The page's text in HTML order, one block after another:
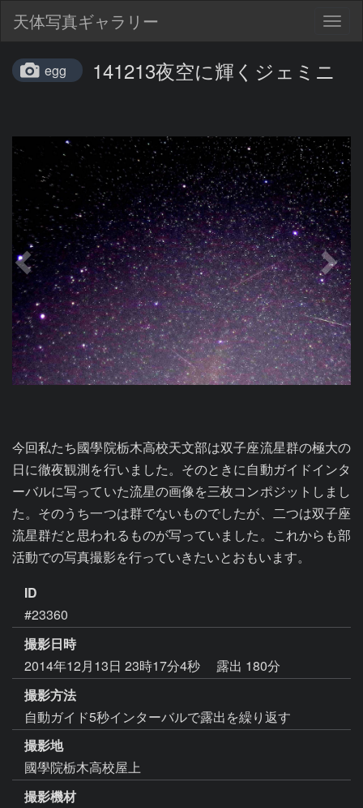
天体写真ギャラリー
egg 141213夜空に輝くジェミニ
今回私たち國學院栃木高校天文部は双子座流星群の極大の
日に徹夜観測を行いました。そのときに自動ガイドインタ
ーバルに写っていた流星の画像を三枚コンポジットしまし
た。そのうち一つは群でないものでしたが、二つは双子座
流星群だと思われるものが写っていました。これからも部
活動での写真撮影を行っていきたいとおもいます。
ID
#23360
撮影日時
2014年12月13日 23時17分4秒
露出 180分
撮影方法
自動ガイド5秒インターバルで露出を繰り返す
撮影地
國學院栃木高校屋上
撮影機材